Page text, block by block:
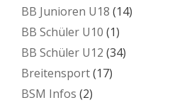
BB Junioren U18 (14)
BB Schüler U10 (1)
BB Schüler U12 (34)
Breitensport(17)
BSM Infos (2)